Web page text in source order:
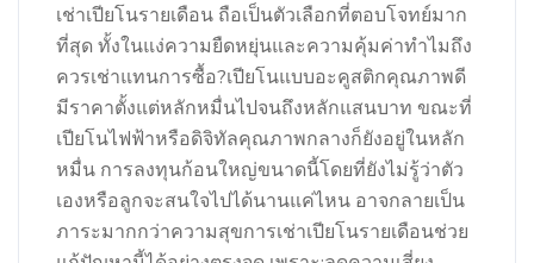
เช่าเปียโนรายเดือน ถือเป็นตัวเลือกที่ตอบโจทย์มาก
ที่สุด ทั้งในแง่ความยืดหยุ่นและความคุ้มค่าทำไมถึง
ควรเช่าแทนการซื้อ?เปียโนแบบอะคูสติกคุณภาพดี
มีราคาตั้งแต่หลักหมื่นไปจนถึงหลักแสนบาท ขณะที่
เปียโนไฟฟ้าหรือดิจิทัลคุณภาพกลางก็ยังอยู่ในหลัก
หมื่น การลงทุนก้อนใหญ่ขนาดนี้โดยที่ยังไม่รู้ว่าตัว
เองหรือลูกจะสนใจไปได้นานแค่ไหน อาจกลายเป็น
ภาระมากกว่าความสุขการเช่าเปียโนรายเดือนช่วย